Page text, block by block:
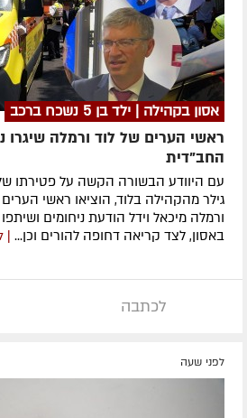
אסון בקהילה | ילד בן 5 נשכח ברכב
ראשי הערים של לוד ורמלה שיגרו
החב"דית
עם היוודע הבשורה הקשה על פטירתו
גילר מהקהילה בלוד, הוציאו ראשי הערים
ורמלה מיכאל וידל הודעת ניחומים
באסון, לצד קריאה דחופה להורים וכן...
לכתבה
לפני שעה